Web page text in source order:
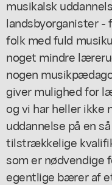
musikalsk
landsbyorganister -
folk med fuld
noget mindre
nogen
giver mulighed for
og vi har heller ikke
uddannelse på en
tilstrækkelige
som er nødvendige
egentlige bærer af